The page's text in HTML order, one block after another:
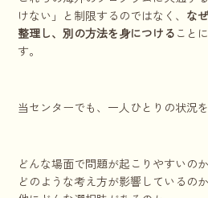
けない」と制限するのではなく、 な
整理し、別の方法を身につける こと
す。
当センターでも、一人ひとりの状況を
どんな場面で問題が起こりやすいのか
どのような考え方が影響しているのか